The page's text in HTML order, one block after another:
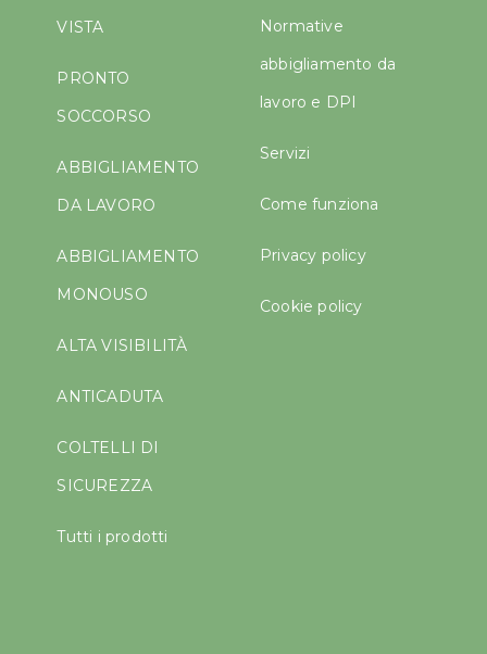
VISTA
PRONTO
SOCCORSO
ABBIGLIAMENTO
DA LAVORO
ABBIGLIAMENTO
MONOUSO
ALTA VISIBILITÀ
ANTICADUTA
COLTELLI DI
SICUREZZA
Tutti i prodotti
Normative
abbigliamento da
lavoro e DPI
Servizi
Come funziona
Privacy policy
Cookie policy